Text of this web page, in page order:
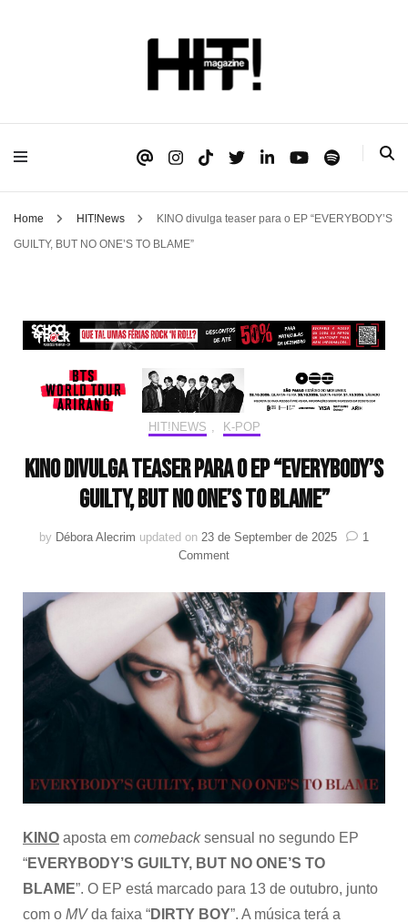
HIT!Magazine
Home HIT!News
KINO divulga teaser para o EP “EVERYBODY’S
GUILTY, BUT NO ONE’S TO BLAME”
HIT!NEWS K-POP
KINO divulga teaser para o EP “EVERYBODY’S
GUILTY, BUT NO ONE’S TO BLAME”
by Débora Alecrim updated on 23 de September de 2025
1
Commenton
divulga
teaser
para
o
EP
“EVERYBODY’S
GUILTY,
BUT
NO
ONE’S
BLAME”
KINO aposta em comebacksensual no segundo EP
“EVERYBODY’S GUILTY, BUT NO ONE’S TO
BLAME”. O EP está marcado para 13 de outubro, junto
com o MVda faixa “DIRTY BOY”. A música terá a